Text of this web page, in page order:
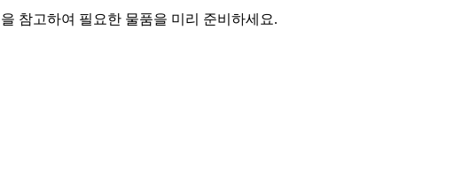
참고하여 필요한 물품을 미리 준비하세요.